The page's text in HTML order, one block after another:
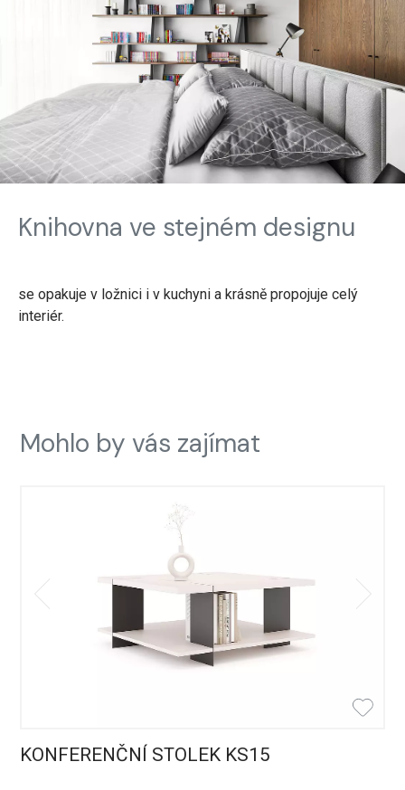
Knihovna ve stejném designu
se opakuje v ložnici i v kuchyni a krásně propojuje celý
interiér.
Mohlo by vás zajímat
KONFERENČNÍ STOLEK KS15